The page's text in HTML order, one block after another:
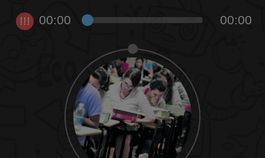
!!! 00:00 00:00